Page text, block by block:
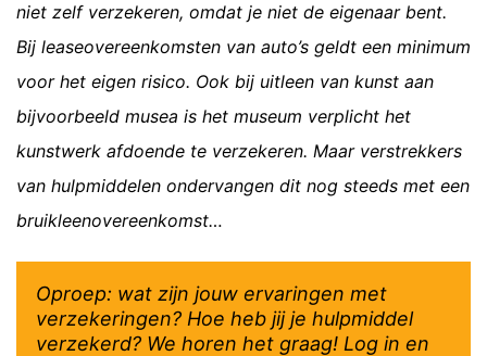
niet zelf verzekeren, omdat je niet de eigenaar bent.
Bij leaseovereenkomsten van auto’s geldt een minimum
voor het eigen risico. Ook bij uitleen van kunst aan
bijvoorbeeld musea is het museum verplicht het
kunstwerk afdoende te verzekeren. Maar verstrekkers
van hulpmiddelen ondervangen dit nog steeds met een
bruikleenovereenkomst…
Oproep: wat zijn jouw ervaringen met
verzekeringen? Hoe heb jij je hulpmiddel
verzekerd? We horen het graag! Log in en